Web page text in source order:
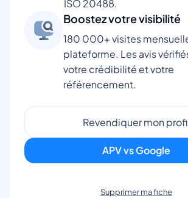
ISO 20488.
Boostez votre visibilité
180 000+ visites
plateforme. Les avis
votre crédibilité et votre
référencement.
Revendiquer mon
APV vs Google
Supprimer ma fiche